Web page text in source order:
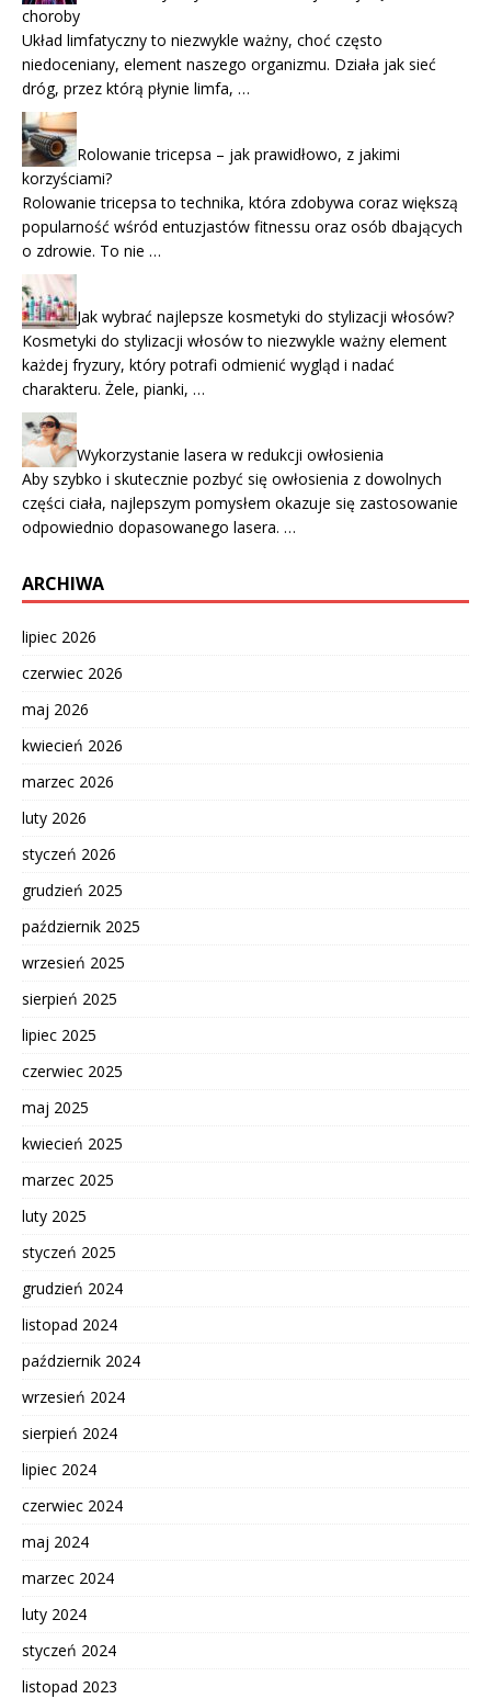
choroby
Układ limfatyczny to niezwykle ważny, choć często
niedoceniany, element naszego organizmu. Działa jak sieć
dróg, przez którą płynie limfa, …
Rolowanie tricepsa – jak prawidłowo, z jakimi
korzyściami?
Rolowanie tricepsa to technika, która zdobywa coraz większą
popularność wśród entuzjastów fitnessu oraz osób dbających
o zdrowie. To nie …
Jak wybrać najlepsze kosmetyki do stylizacji włosów?
Kosmetyki do stylizacji włosów to niezwykle ważny element
każdej fryzury, który potrafi odmienić wygląd i nadać
charakteru. Żele, pianki, …
Wykorzystanie lasera w redukcji owłosienia
Aby szybko i skutecznie pozbyć się owłosienia z dowolnych
części ciała, najlepszym pomysłem okazuje się zastosowanie
odpowiednio dopasowanego lasera. …
ARCHIWA
lipiec 2026
czerwiec 2026
maj 2026
kwiecień 2026
marzec 2026
luty 2026
styczeń 2026
grudzień 2025
październik 2025
wrzesień 2025
sierpień 2025
lipiec 2025
czerwiec 2025
maj 2025
kwiecień 2025
marzec 2025
luty 2025
styczeń 2025
grudzień 2024
listopad 2024
październik 2024
wrzesień 2024
sierpień 2024
lipiec 2024
czerwiec 2024
maj 2024
marzec 2024
luty 2024
styczeń 2024
listopad 2023